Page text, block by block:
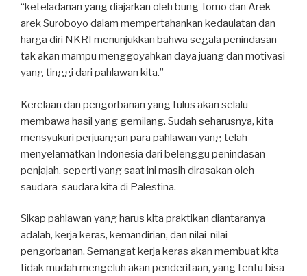
“keteladanan yang diajarkan oleh bung Tomo dan Arek-
arek Suroboyo dalam mempertahankan kedaulatan dan
harga diri NKRI menunjukkan bahwa segala penindasan
tak akan mampu menggoyahkan daya juang dan motivasi
yang tinggi dari pahlawan kita.”
Kerelaan dan pengorbanan yang tulus akan selalu
membawa hasil yang gemilang. Sudah seharusnya, kita
mensyukuri perjuangan para pahlawan yang telah
menyelamatkan Indonesia dari belenggu penindasan
penjajah, seperti yang saat ini masih dirasakan oleh
saudara-saudara kita di Palestina.
Sikap pahlawan yang harus kita praktikan diantaranya
adalah, kerja keras, kemandirian, dan nilai-nilai
pengorbanan. Semangat kerja keras akan membuat kita
tidak mudah mengeluh akan penderitaan, yang tentu bisa